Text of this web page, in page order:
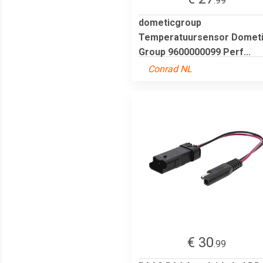
dometicgroup
Temperatuursensor
Group 9600000099 Perf...
Conrad NL
€ 30.99